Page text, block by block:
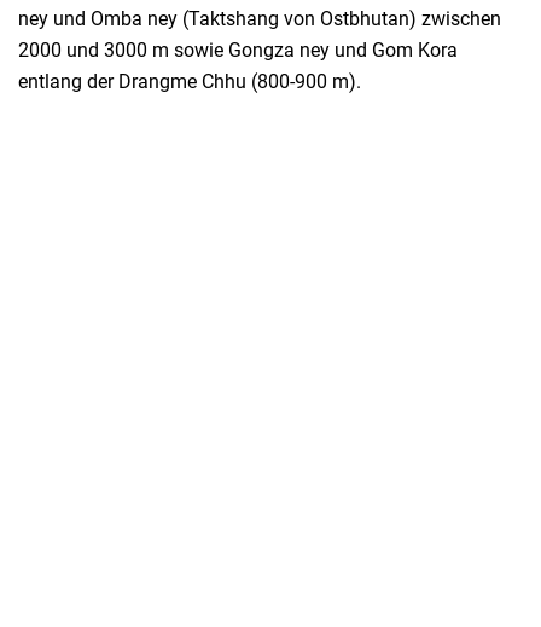
ney und Omba ney (Taktshang von Ostbhutan) zwischen
2000 und 3000 m sowie Gongza ney und Gom Kora
entlang der Drangme Chhu (800-900 m).